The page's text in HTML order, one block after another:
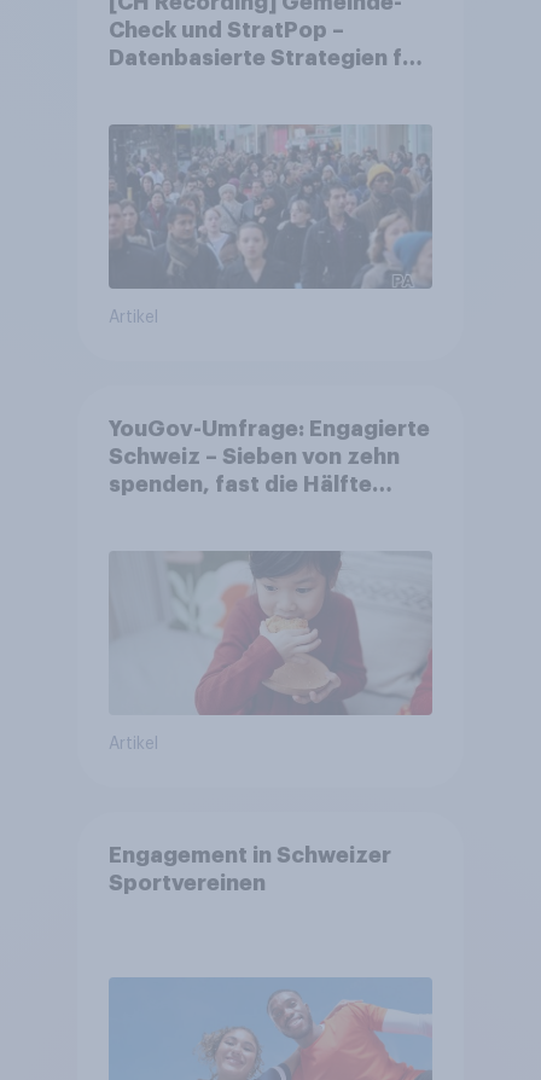
Check und StratPop –
Datenbasierte Strategien für
Artikel
YouGov-Umfrage: Engagierte
Schweiz – Sieben von zehn
spenden, fast die Hälfte
Artikel
Engagement in Schweizer
Sportvereinen